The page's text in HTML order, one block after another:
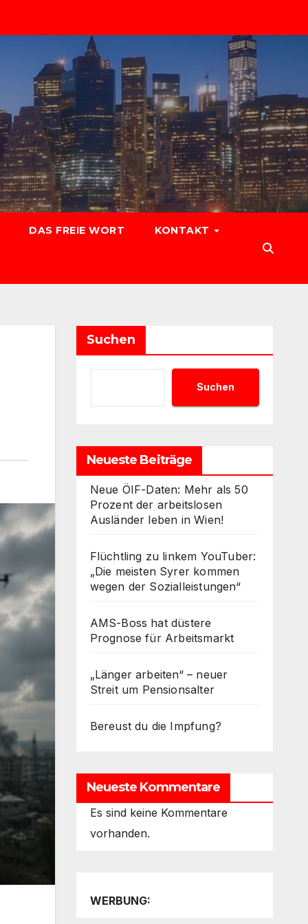
DAS FREIE WORT KONTAKT
Suchen
Suchen
Neueste Beiträge
Neue ÖIF-Daten: Mehr als 50
Prozent der arbeitslosen
Ausländer leben in Wien!
Flüchtling zu linkem YouTuber:
„Die meisten Syrer kommen
wegen der Sozialleistungen“
AMS-Boss hat düstere
Prognose für Arbeitsmarkt
„Länger arbeiten“ – neuer
Streit um Pensionsalter
Bereust du die Impfung?
Neueste Kommentare
Es sind keine Kommentare
vorhanden.
WERBUNG: